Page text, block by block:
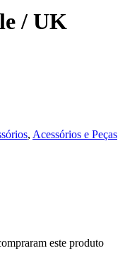
/ UK
, Acessórios e Peças
este produto